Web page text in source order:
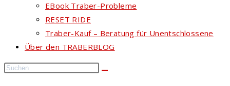
EBook Traber-Probleme
RESET RIDE
Traber-Kauf – Beratung für Unentschlossene
Über den TRABERBLOG